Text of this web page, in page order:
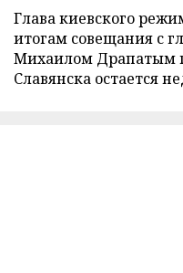
Глава киевского
итогам совещания с
Михаилом Драпатым
Славянска остается